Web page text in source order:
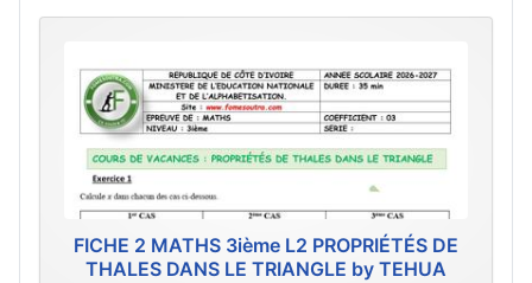
FICHE 2 MATHS 3ième L2 PROPRIÉTÉS DE
THALES DANS LE TRIANGLE by TEHUA